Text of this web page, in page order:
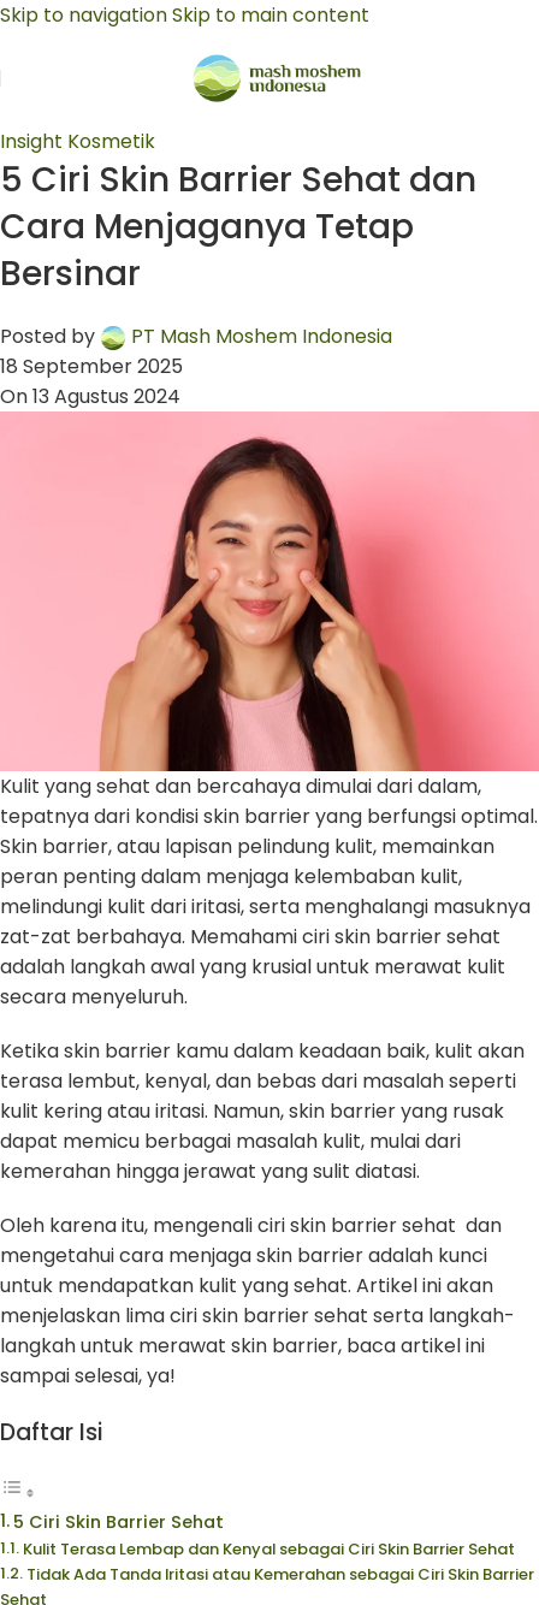
Skip to navigationSkip to main content
Insight Kosmetik
5 Ciri Skin Barrier Sehat dan
Cara Menjaganya Tetap
Bersinar
Posted by
PT Mash Moshem Indonesia
18 September 2025
On 13 Agustus 2024
Kulit yang sehat dan bercahaya dimulai dari dalam,
tepatnya dari kondisi skin barrier yang berfungsi optimal.
Skin barrier, atau lapisan pelindung kulit, memainkan
peran penting dalam menjaga kelembaban kulit,
melindungi kulit dari iritasi, serta menghalangi masuknya
zat-zat berbahaya. Memahami ciri skin barrier sehat
adalah langkah awal yang krusial untuk merawat kulit
secara menyeluruh.
Ketika skin barrier kamu dalam keadaan baik, kulit akan
terasa lembut, kenyal, dan bebas dari masalah seperti
kulit kering atau iritasi. Namun, skin barrier yang rusak
dapat memicu berbagai masalah kulit, mulai dari
kemerahan hingga jerawat yang sulit diatasi.
Oleh karena itu, mengenali ciri skin barrier sehat dan
mengetahui cara menjaga skin barrier adalah kunci
untuk mendapatkan kulit yang sehat. Artikel ini akan
menjelaskan lima ciri skin barrier sehat serta langkah-
langkah untuk merawat skin barrier, baca artikel ini
sampai selesai, ya!
Daftar Isi
5 Ciri Skin Barrier Sehat
Kulit Terasa Lembap dan Kenyal sebagai Ciri Skin Barrier Sehat
Tidak Ada Tanda Iritasi atau Kemerahan sebagai Ciri Skin Barrier
Sehat